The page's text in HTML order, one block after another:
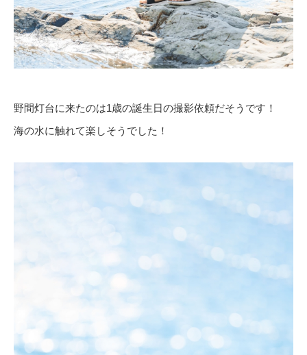
野間灯台に来たのは1歳の誕生日の撮影依頼だそうです！
海の水に触れて楽しそうでした！